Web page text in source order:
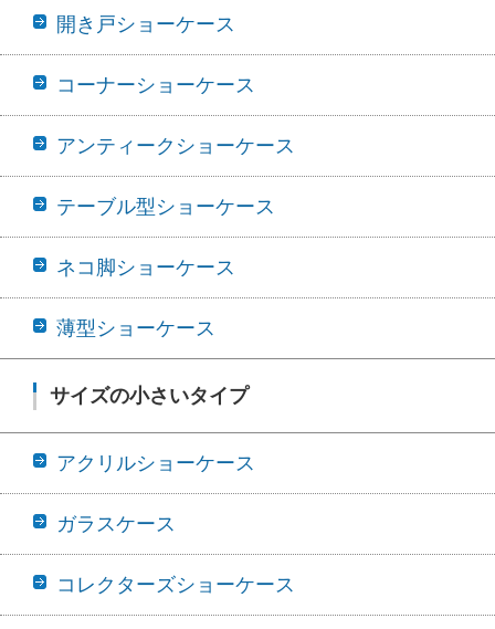
開き戸ショーケース
コーナーショーケース
アンティークショーケース
テーブル型ショーケース
ネコ脚ショーケース
薄型ショーケース
サイズの小さいタイプ
アクリルショーケース
ガラスケース
コレクターズショーケース